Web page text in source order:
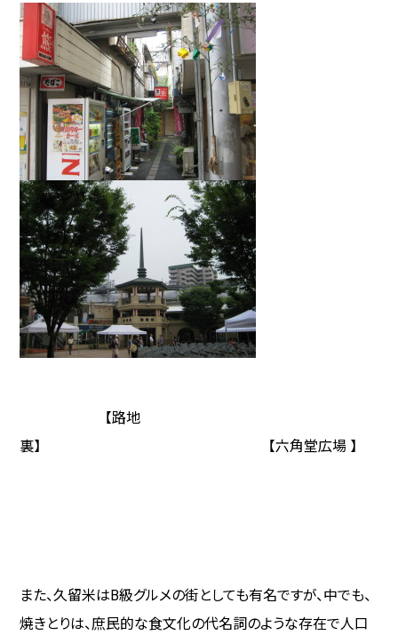
【路地
裏】 【六角堂広場 】
また、久留米は B級グルメの街としても有名ですが、中でも、
焼きとりは、庶民的な食文化の代名詞のような存在で人口